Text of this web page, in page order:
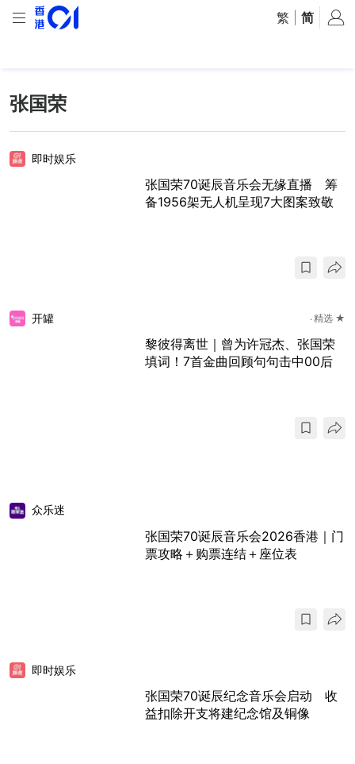
繁 简
张国荣
即时娱乐
张国荣70诞辰音乐会无缘直播 筹
备1956架无人机呈现7大图案致敬
开罐 精选 ★
黎彼得离世｜曾为许冠杰、张国荣
填词！7首金曲回顾句句击中00后
众乐迷
张国荣70诞辰音乐会2026香港｜门
票攻略＋购票连结＋座位表
即时娱乐
张国荣70诞辰纪念音乐会启动 收
益扣除开支将建纪念馆及铜像